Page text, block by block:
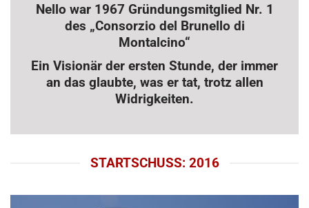
Nello war 1967 Gründungsmitglied Nr. 1
des „Consorzio del Brunello di
Montalcino“
Ein Visionär der ersten Stunde, der immer
an das glaubte, was er tat, trotz allen
Widrigkeiten.
STARTSCHUSS: 2016